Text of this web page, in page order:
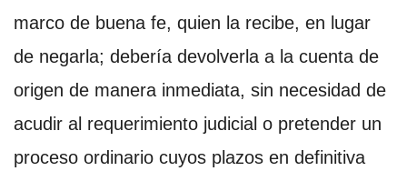
marco de buena fe, quien la recibe, en lugar
de negarla; debería devolverla a la cuenta de
origen de manera inmediata, sin necesidad de
acudir al requerimiento judicial o pretender un
proceso ordinario cuyos plazos en definitiva